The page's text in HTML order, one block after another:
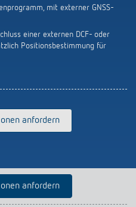
mit externer GNSS-
einer externen DCF- oder
Positionsbestimmung für
anfordern
anfordern